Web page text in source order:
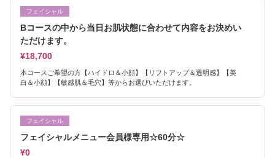
フェイシャル
Bコースの中から当日お肌状態に合わせて内容をお決めい
ただけます。
¥18,700
本コースご希望の方【ハイドロ＆小顔】【リフトアップ＆透明感】【美
白＆小顔】【敏感肌＆毛穴】等からお選びいただけます。
フェイシャル
フェイシャルメニュー会員様専用☆60分☆
¥0